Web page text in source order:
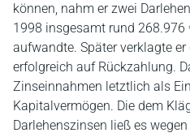
können, nahm er zwei
1998 insgesamt rund 268.976
aufwandte. Später verklagte
erfolgreich auf Rückzahlung.
Zinseinnahmen letztlich als
Kapitalvermögen. Die dem
Darlehenszinsen ließ es